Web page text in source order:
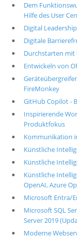
Dem
Hilfe des User
Digital
Digitale
Durchstarten mit
Entwickeln von
FireMonkey
GitHub Copilot -
Inspirierende
Produktfokus
Kommunikation
Künstliche
Künstliche
Künstliche
OpenAI, Azure
Microsoft Entra/
Microsoft SQL
Server 2019
Moderne